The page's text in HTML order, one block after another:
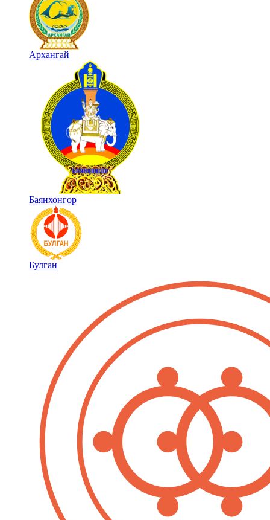
Архангай
Баянхонгор
Булган